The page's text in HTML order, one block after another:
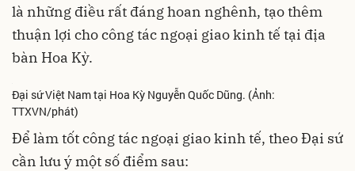
là những điều rất đáng hoan nghênh, tạo thêm
thuận lợi cho công tác ngoại giao kinh tế tại địa
bàn Hoa Kỳ.
Đại sứ Việt Nam tại Hoa Kỳ Nguyễn Quốc Dũng. (Ảnh:
TTXVN/phát)
Để làm tốt công tác ngoại giao kinh tế, theo Đại sứ
cần lưu ý một số điểm sau: